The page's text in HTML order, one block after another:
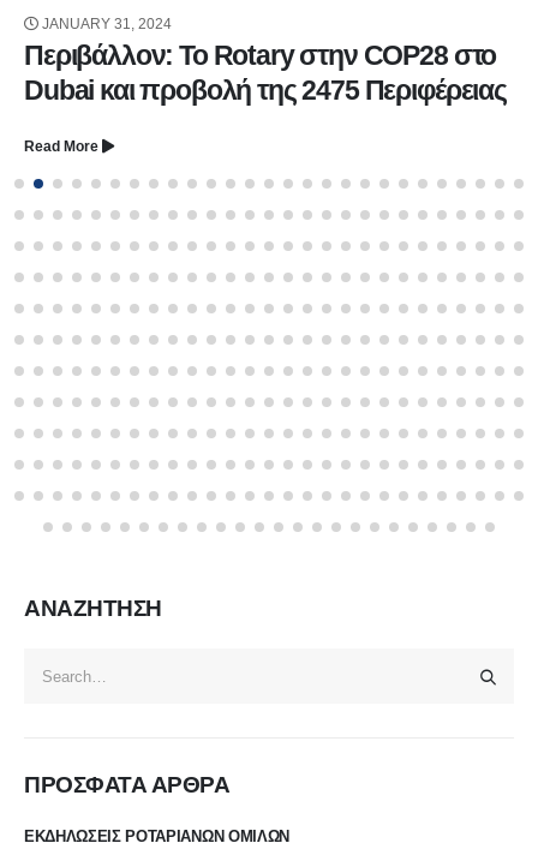
JANUARY 31, 2024
Περιβάλλον: Το Rotary στην COP28 στο
Dubai και προβολή της 2475 Περιφέρειας
Read More
ΑΝΑΖΗΤΗΣΗ
ΠΡΟΣΦΑΤΑ ΑΡΘΡΑ
ΕΚΔΗΛΩΣΕΙΣ ΡΟΤΑΡΙΑΝΩΝ ΟΜΙΛΩΝ